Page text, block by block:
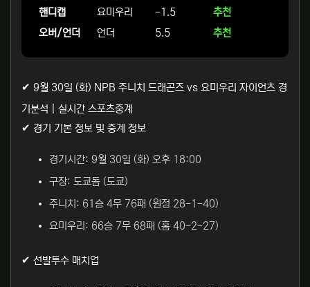
핸디캡
요미우리 -1.5
추천
오버/언더
언더 5.5 추천
✔ 9월 30일 (화) NPB 주니치 드래곤즈 vs 요미우리 자이언츠 경
기분석 | 실시간 스포츠중계
✔ 경기 기본 정보 및 중계 정보
경기시간: 9월 30일 (화) 오후 18:00
구장: 도쿄돔 (도쿄)
주니치: 61승 4무 76패 (원정 28-1-40)
요미우리: 66승 7무 68패 (홈 40-2-27)
✔ 선발투수 매치업